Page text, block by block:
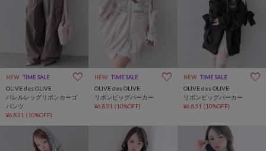
NEW TIME SALE
OLIVE des OLIVE
バレルレッグリボンカーゴ
パンツ
¥6,831 (10%OFF)
NEW TIME SALE
OLIVE des OLIVE
リボンビッグパーカー
¥6,831 (10%OFF)
NEW TIME SALE
OLIVE des OLIVE
リボンビッグパーカー
¥6,831 (10%OFF)